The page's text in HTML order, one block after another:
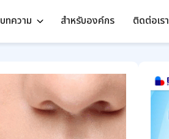
บทความ สำหรับองค์กร ติดต่อเรา